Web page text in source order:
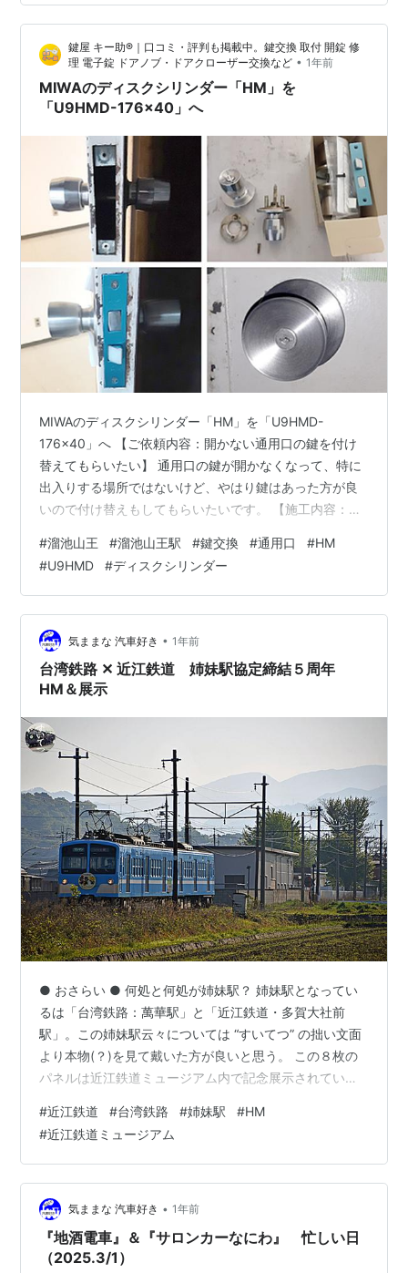
り時代が変わったんだなぁと思いました。」との事で
す。 現場にて確認したところ、既存の鍵はMIWAの握り
ノブタイプ「HM」で、それに現在では廃盤となっている
ディスクシリンダーが付い…
鍵屋 キー助®｜口コミ・評判も掲載中。鍵交換 取付 開錠 修
理 電子錠 ドアノブ・ドアクローザー交換など • 1年前
MIWAのディスクシリンダー「HM」を
「U9HMD-176×40」へ
MIWAのディスクシリンダー「HM」を「U9HMD-
176×40」へ 【ご依頼内容：開かない通用口の鍵を付け
替えてもらいたい】 通用口の鍵が開かなくなって、特に
出入りする場所ではないけど、やはり鍵はあった方が良
いので付け替えもしてもらいたいです。 【施工内容：
176×40」へ】 鍵で開ける事が出来ないとの事でご依頼
を受け、原因は錠ケースにある事がわかりましたので、
この錠ケースを破壊して、ラッチ部分を直接操作し開錠
しました。 具体的にはよくある経年劣化で、錠ケース内
のバネが劣化していてドアノブを回しても、ラッチが引
っ込まないというものでした。 …
#溜池山王 #溜池山王駅 #鍵交換 #通用口 #HM
#U9HMD #ディスクシリンダー
気ままな 汽車好き • 1年前
台湾鉄路 ✕ 近江鉄道 姉妹駅協定締結５周年
HM＆展示
● おさらい ● 何処と何処が姉妹駅？ 姉妹駅となってい
るは「台湾鉄路：萬華駅」と「近江鉄道・多賀大社前
駅」。この姉妹駅云々については “すいてつ” の拙い文面
より本物(？)を見て戴いた方が良いと思う。 この８枚の
パネルは近江鉄道ミュージアム内で記念展示されている
に台湾観光協会が「台日同名32駅観光プロモーション」
を実施しており、それを契機に日本の鉄道会社と台鉄と
の提携が盛んとなったのがどうも発端のようだ。 ついで
ながら近江鉄道ミュージアムは5/19(月)に一旦閉館して
5/24(土)にリニューアルオープンする予定。また
5/24(土)は…
#近江鉄道 #台湾鉄路 #姉妹駅 #HM
#近江鉄道ミュージアム
気ままな 汽車好き • 1年前
『地酒電車』＆『サロンカーなにわ』 忙しい日
（2025.3/1）